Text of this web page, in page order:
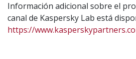
Información adicional sobre el
canal de Kaspersky Lab está
https://